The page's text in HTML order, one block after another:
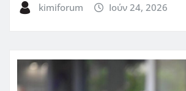
kimiforum Ιούν 24, 2026